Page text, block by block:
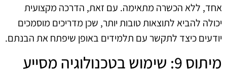
אחד, ללא הכשרה מתאימה. עם זאת, הדרכה מקצועית
יכולה להביא לתוצאות טובות יותר, שכן מדריכים מוסמכים
יודעים כיצד לתקשר עם תלמידים באופן שיפתח את הבנתם.
מיתוס 9: שימוש בטכנולוגיה מסייע